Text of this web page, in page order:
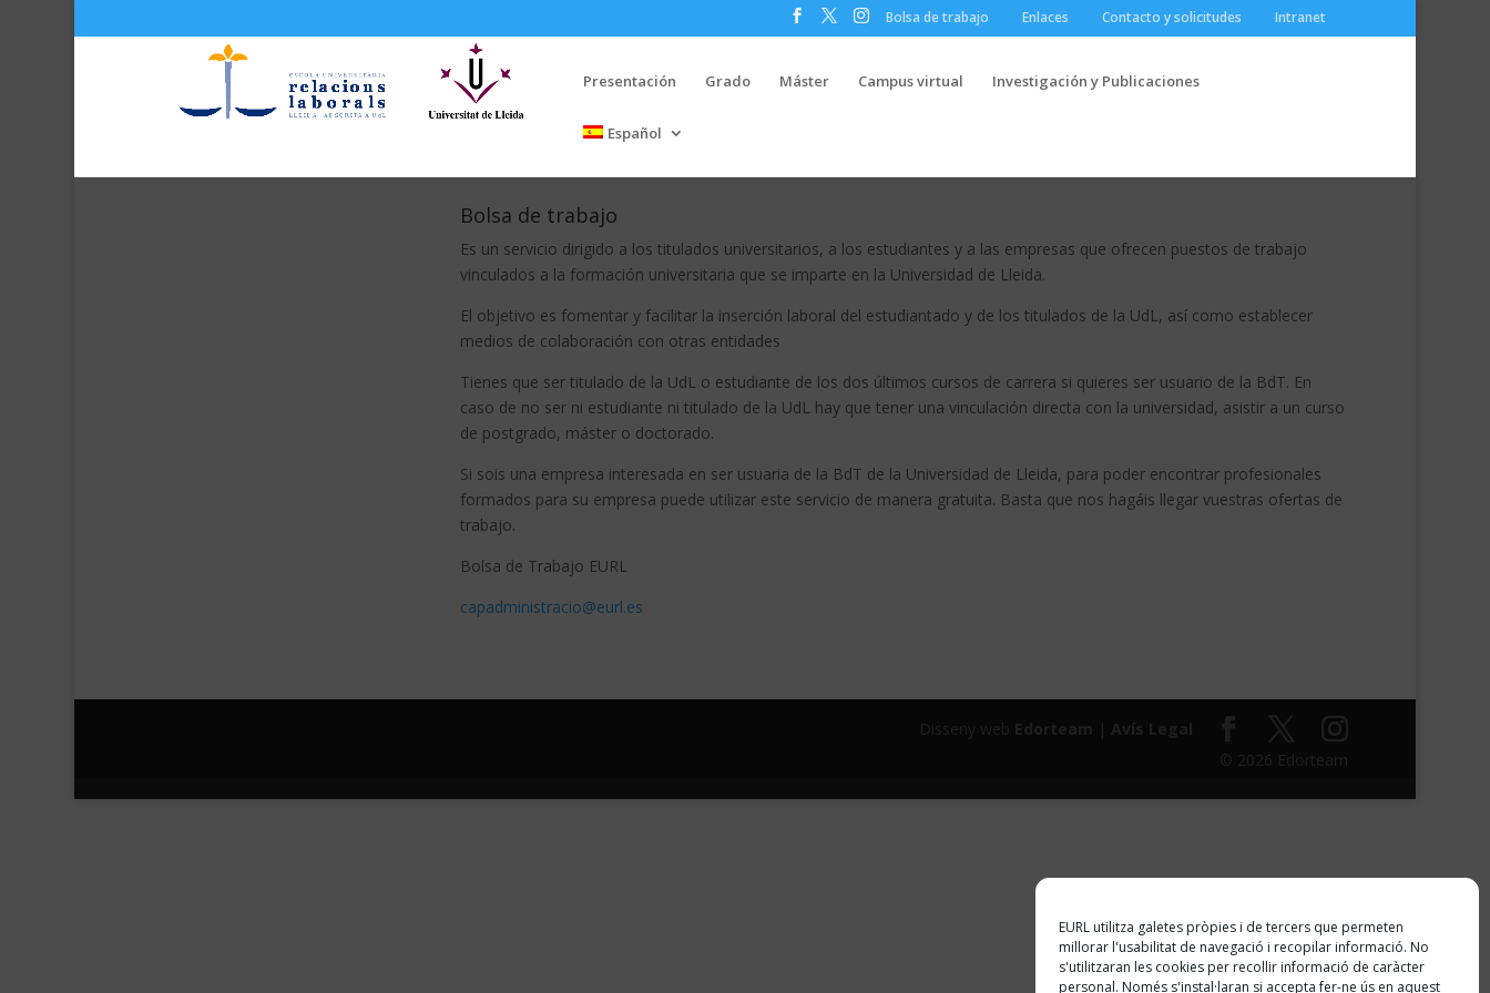
EURL utilitza galetes pròpies i de tercers que permeten
millorar l'usabilitat de navegació i recopilar informació. No
s'utilitzaran les cookies per recollir informació de caràcter
personal. Només s'instal·laran si accepta fer-ne ús en aquest
Bolsa de trabajo Enlaces Contacto y solicitudes Intranet
Presentación Grado Máster Campus virtual Investigación y Publicaciones
Español
Bolsa de trabajo
Es un servicio dirigido a los titulados universitarios, a los estudiantes y a las empresas que ofrecen puestos de trabajo
vinculados a la formación universitaria que se imparte en la Universidad de Lleida.
El objetivo es fomentar y facilitar la inserción laboral del estudiantado y de los titulados de la UdL, así como establecer
medios de colaboración con otras entidades
Tienes que ser titulado de la UdL o estudiante de los dos últimos cursos de carrera si quieres ser usuario de la BdT. En
caso de no ser ni estudiante ni titulado de la UdL hay que tener una vinculación directa con la universidad, asistir a un curso
de postgrado, máster o doctorado.
Si sois una empresa interesada en ser usuaria de la BdT de la Universidad de Lleida, para poder encontrar profesionales
formados para su empresa puede utilizar este servicio de manera gratuita. Basta que nos hagáis llegar vuestras ofertas de
trabajo.
Bolsa de Trabajo EURL
capadministracio@eurl.es